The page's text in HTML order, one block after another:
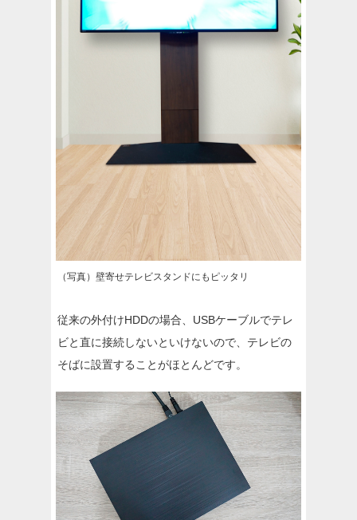
（写真）壁寄せテレビスタンドにもピッタリ
従来の外付けHDDの場合、USBケーブルでテレ
ビと直に接続しないといけないので、テレビの
そばに設置することがほとんどです。